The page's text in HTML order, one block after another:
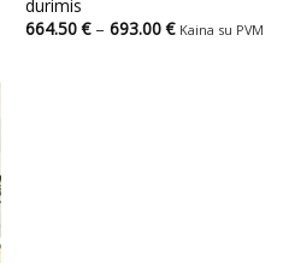
durimis
664.50€ – 693.00€Price
range:
Kaina su PVM